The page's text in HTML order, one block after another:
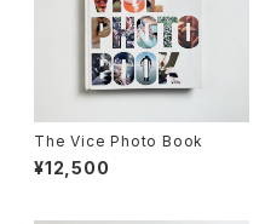
The Vice Photo Book
¥12,500